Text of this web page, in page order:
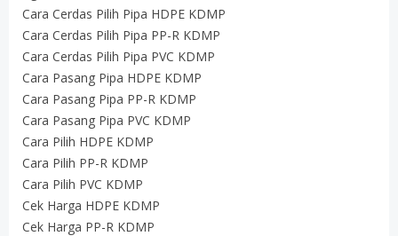
Cara Cerdas Pilih Pipa HDPE KDMP
Cara Cerdas Pilih Pipa PP-R KDMP
Cara Cerdas Pilih Pipa PVC KDMP
Cara Pasang Pipa HDPE KDMP
Cara Pasang Pipa PP-R KDMP
Cara Pasang Pipa PVC KDMP
Cara Pilih HDPE KDMP
Cara Pilih PP-R KDMP
Cara Pilih PVC KDMP
Cek Harga HDPE KDMP
Cek Harga PP-R KDMP